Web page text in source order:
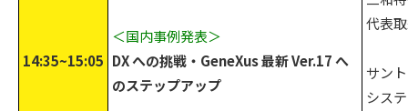
14:35~15:05
＜国内事例発表＞
DX への挑戦・GeneXus 最新 Ver.17 へ
のステップアップ
代表
サン
シス